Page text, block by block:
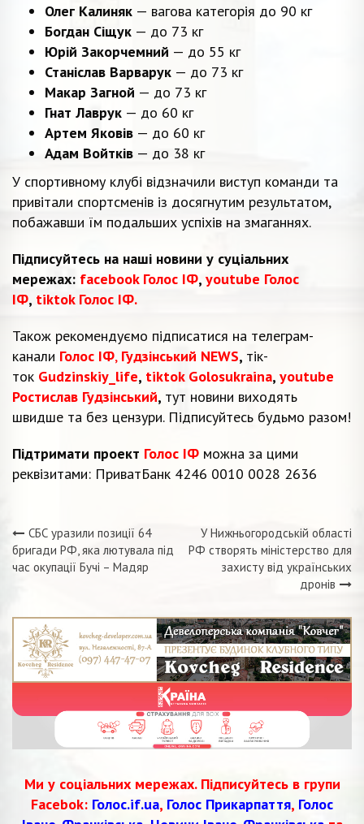
Олег Калиняк — вагова категорія до 90 кг
Богдан Сіщук — до 73 кг
Юрій Закорчемний — до 55 кг
Станіслав Варварук — до 73 кг
Макар Загной — до 73 кг
Гнат Лаврук — до 60 кг
Артем Яковів — до 60 кг
Адам Войтків — до 38 кг
У спортивному клубі відзначили виступ команди та
привітали спортсменів із досягнутим результатом,
побажавши їм подальших успіхів на змаганнях.
Підписуйтесь на наші новини у суціальних
мережах: facebook Голос ІФ, youtube Голос
ІФ, tiktok Голос ІФ.
Також рекомендуємо підписатися на телеграм-
канали Голос ІФ, Гудзінський NEWS, тік-
ток Gudzinskiy_life, tiktok Golosukraina, youtube
Ростислав Гудзінський, тут новини виходять
швидше та без цензури. Підписуйтесь будьмо разом!
Підтримати проект Голос ІФ можна за цими
реквізитами: ПриватБанк 4246 0010 0028 2636
Навігація
записів
СБС уразили позиції 64
бригади РФ, яка лютувала під
час окупації Бучі – Мадяр
У Нижньогородській області
РФ створять міністерство для
захисту від українських
дронів
Ми у соціальних мережах. Підписуйтесь в групи
Facebok: Голос.if.ua, Голос Прикарпаття, Голос